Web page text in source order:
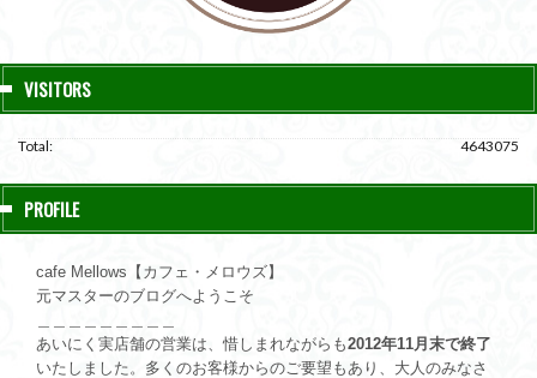
VISITORS
4643075
Total:
PROFILE
cafe Mellows【カフェ・メロウズ】
元マスターのブログへようこそ
あいにく実店舗の営業は、惜しまれながらも2012年11月末で終了
いたしました。多くのお客様からのご要望もあり、大人のみなさ